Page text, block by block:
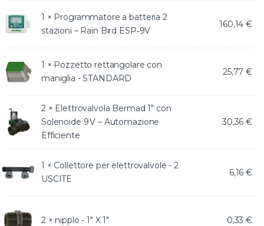
1 × Programmatore a batteria 2
stazioni – Rain Bird ESP‑9V
160,14€
1 × Pozzetto rettangolare con
maniglia - STANDARD
25,77€
2 × Elettrovalvola Bermad 1″ con
Solenoide 9 V – Automazione
Efficiente
30,36€
1 × Collettore per elettrovalvole - 2
USCITE
6,16€
2 × nipplo - 1" X 1" 0,33€